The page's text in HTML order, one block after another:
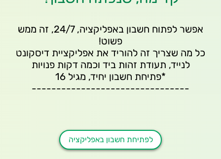
אפשר לפתוח חשבון באפליקציה, 24/7, זה ממש
כל מה שצריך זה להוריד את אפליקציית דיסקונט
לפתיחת חשבון באפליקציה